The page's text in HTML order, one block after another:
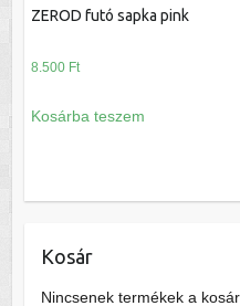
ZEROD futó sapka pink
8.500 Ft
Kosárba teszem
Kosár
Nincsenek termékek a